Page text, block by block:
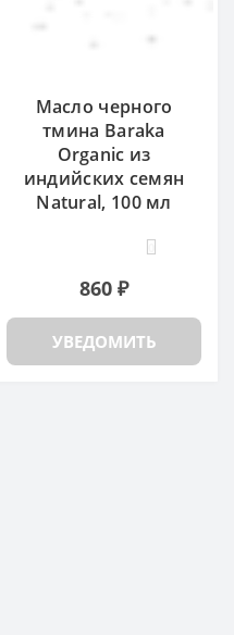
Масло черного
тмина Baraka
Organic из
индийских семян
Natural, 100 мл
860 ₽
УВЕДОМИТЬ